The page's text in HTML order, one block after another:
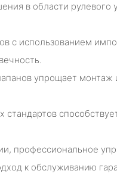
в области рулевого
с использованием
упрощает
профессиональное
к обслуживанию